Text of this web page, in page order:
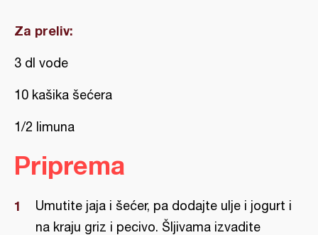
Za preliv:
3 dl vode
10 kašika šećera
1/2 limuna
Priprema
Umutite jaja i šećer, pa dodajte ulje i jogurt i
na kraju griz i pecivo. Šljivama izvadite